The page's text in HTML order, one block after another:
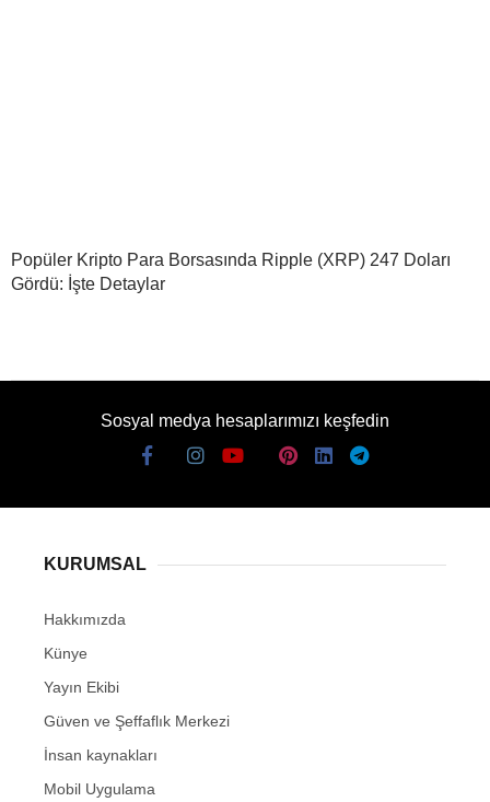
Popüler Kripto Para Borsasında Ripple (XRP) 247 Doları
Gördü: İşte Detaylar
Sosyal medya hesaplarımızı keşfedin
KURUMSAL
Hakkımızda
Künye
Yayın Ekibi
Güven ve Şeffaflık Merkezi
İnsan kaynakları
Mobil Uygulama